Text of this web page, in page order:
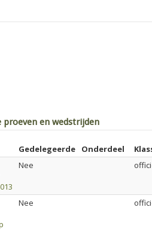
proeven en wedstrijden
Gedelegeerde Onderdeel
Nee
Nee